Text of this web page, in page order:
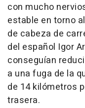
con mucho
estable en torno
de cabeza de
del español Igor
conseguían
a una fuga de la
de 14 kilómetros
trasera.